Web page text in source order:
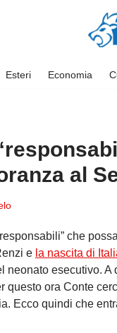
Esteri Economia
al
che
e la nascita di
neonato esecutivo. A
questo ora Conte
Ecco quindi che